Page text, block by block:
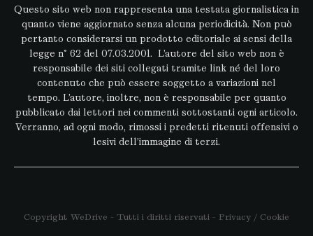
Questo sito web non rappresenta una testata giornalistica in
quanto viene aggiornato senza alcuna periodicità. Non può
pertanto considerarsi un prodotto editoriale ai sensi della
legge n° 62 del 07.03.2001. L’autore del sito web non è
responsabile dei siti collegati tramite link né del loro
contenuto che può essere soggetto a variazioni nel
tempo. L’autore, inoltre, non è responsabile per quanto
pubblicato dai lettori nei commenti sottostanti ogni articolo.
Verranno, ad ogni modo, rimossi i predetti ritenuti offensivi o
lesivi dell’immagine di terzi.
Copyright WeDrive - Tutti i diritti riservati - Privacy / Cookie